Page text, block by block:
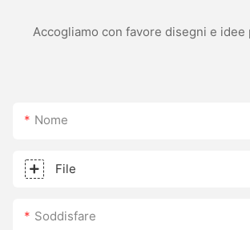
Accogliamo con favore disegni e
Nome
File
Soddisfare